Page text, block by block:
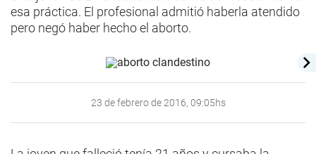
esa práctica. El profesional admitió haberla atendido
pero negó haber hecho el aborto.
23 de febrero de 2016, 09:05hs